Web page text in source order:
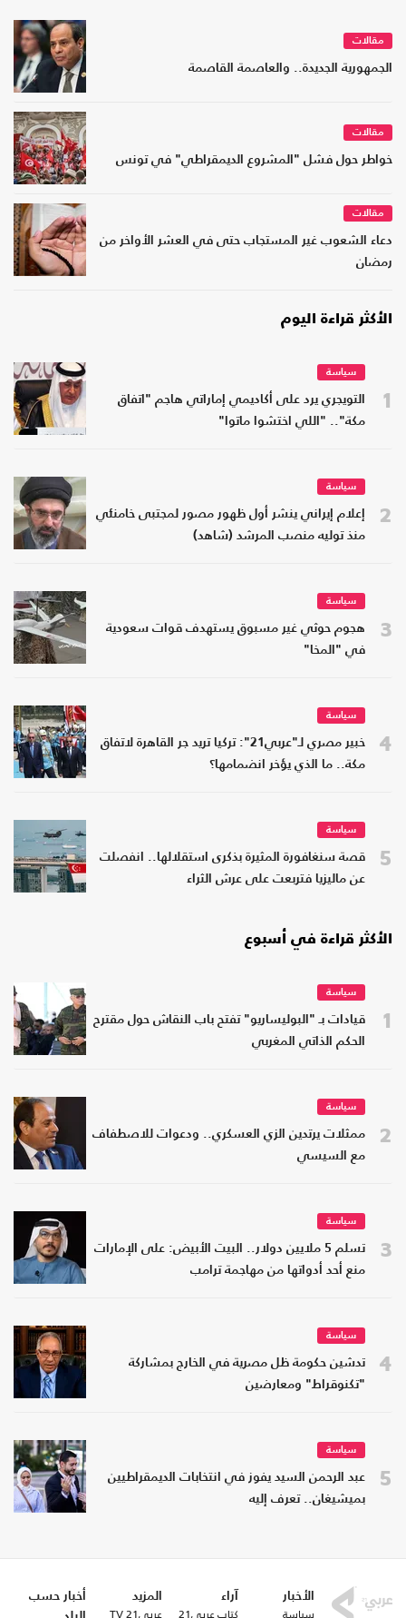
مقالات
الجمهورية الجديدة.. والعاصمة القاصمة
مقالات
خواطر حول فشل "المشروع الديمقراطي" في تونس
مقالات
دعاء الشعوب غير المستجاب حتى في العشر الأواخر من
رمضان
الأكثر قراءة اليوم
1
سياسة
التويجري يرد على أكاديمي إماراتي هاجم "اتفاق
مكة".. "اللي اختشوا ماتوا"
2
سياسة
إعلام إيراني ينشر أول ظهور مصور لمجتبى خامنئي
منذ توليه منصب المرشد (شاهد)
3
سياسة
هجوم حوثي غير مسبوق يستهدف قوات سعودية
في "المخا"
4
سياسة
خبير مصري لـ"عربي21": تركيا تريد جر القاهرة لاتفاق
مكة.. ما الذي يؤخر انضمامها؟
5
سياسة
قصة سنغافورة المثيرة بذكرى استقلالها.. انفصلت
عن ماليزيا فتربعت على عرش الثراء
الأكثر قراءة في أسبوع
1
سياسة
قيادات بـ "البوليساريو" تفتح باب النقاش حول مقترح
الحكم الذاتي المغربي
2
سياسة
ممثلات يرتدين الزي العسكري.. ودعوات للاصطفاف
مع السيسي
3
سياسة
تسلم 5 ملايين دولار.. البيت الأبيض: على الإمارات
منع أحد أدواتها من مهاجمة ترامب
4
سياسة
تدشين حكومة ظل مصرية في الخارج بمشاركة
"تكنوقراط" ومعارضين
5
سياسة
عبد الرحمن السيد يفوز في انتخابات الديمقراطيين
بميشيغان.. تعرف إليه
الأخبار آراء المزيد
أخبار حسب